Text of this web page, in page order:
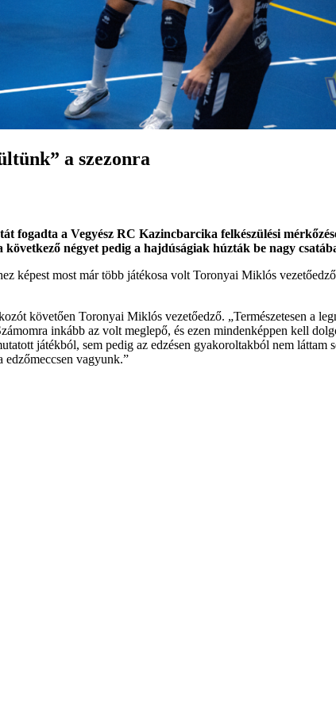
a szezonra
fogadta a Vegyész RC Kazincbarcika felkészülési
négyet pedig a hajdúságiak húzták be nagy
képest most már több játékosa volt Toronyai Miklós
követően Toronyai Miklós vezetőedző. „Természetesen a
inkább az volt meglepő, és ezen mindenképpen kell
játékból, sem pedig az edzésen gyakoroltakból nem
edzőmeccsen vagyunk.”